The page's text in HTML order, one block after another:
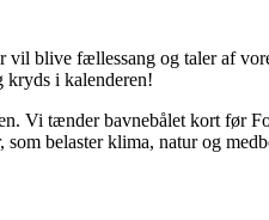
vil blive fællessang og taler af
kryds i kalenderen!
Vi tænder bavnebålet kort før
belaster klima, natur og